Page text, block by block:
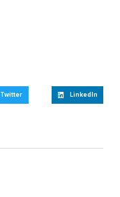
Twitter LinkedIn